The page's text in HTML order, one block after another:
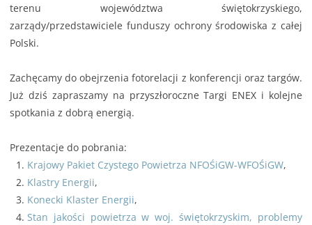
terenu województwa świętokrzyskiego,
zarządy/przedstawiciele funduszy ochrony środowiska z całej
Polski.
Zachęcamy do obejrzenia fotorelacji z konferencji oraz targów.
Już dziś zapraszamy na przyszłoroczne Targi ENEX i kolejne
spotkania z dobrą energią.
Prezentacje do pobrania:
Krajowy Pakiet Czystego Powietrza NFOŚiGW-WFOŚiGW,
Klastry Energii,
Konecki Klaster Energii,
Stan jakości powietrza w woj. świętokrzyskim, problemy